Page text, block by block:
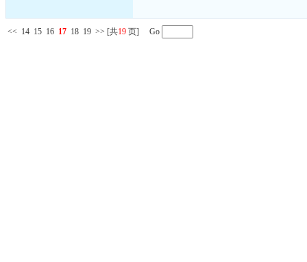
<< 14 15 16 17 18 19 >> [共19 页] Go